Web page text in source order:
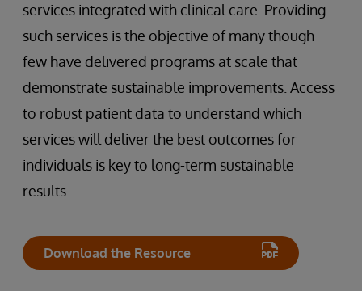
services integrated with clinical care. Providing
such services is the objective of many though
few have delivered programs at scale that
demonstrate sustainable improvements. Access
to robust patient data to understand which
services will deliver the best outcomes for
individuals is key to long-term sustainable
results.
Download the Resource